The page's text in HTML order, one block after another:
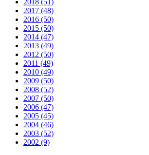
2018 (51)
2017 (48)
2016 (50)
2015 (50)
2014 (47)
2013 (49)
2012 (50)
2011 (49)
2010 (49)
2009 (50)
2008 (52)
2007 (50)
2006 (47)
2005 (45)
2004 (46)
2003 (52)
2002 (9)